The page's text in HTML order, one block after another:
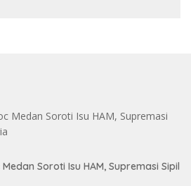
Soroti Isu HAM, Supremasi Sipil